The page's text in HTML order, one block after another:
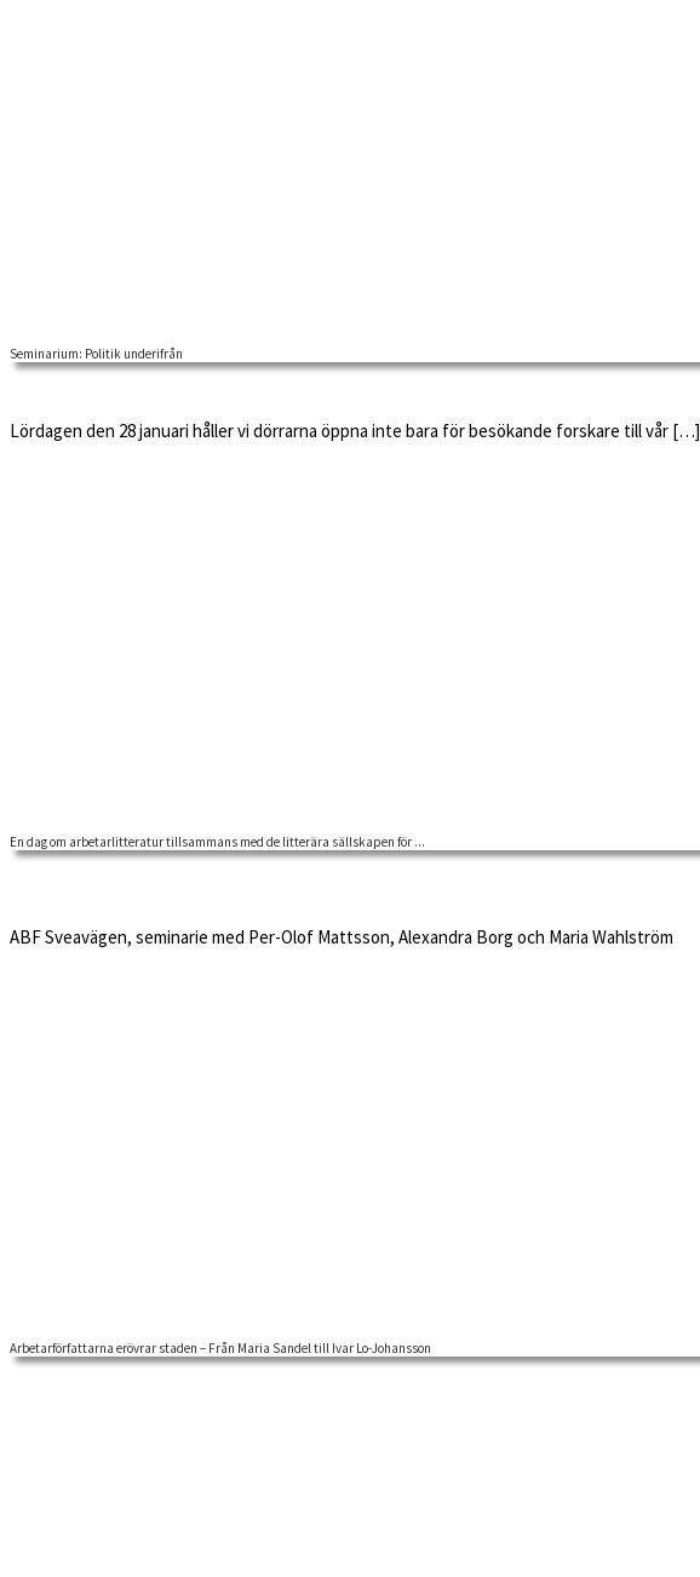
Seminarium: Politik underifrån
Lördagen den 28 januari håller vi dörrarna öppna inte bara för besökande forskare till vår […]
En dag om arbetarlitteratur tillsammans med de litterära sällskapen för ...
ABF Sveavägen, seminarie med Per-Olof Mattsson, Alexandra Borg och Maria Wahlström
Arbetarförfattarna erövrar staden – Från Maria Sandel till Ivar Lo-Johansson